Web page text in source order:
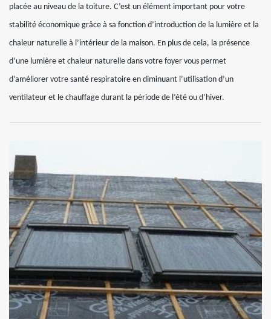
placée au niveau de la toiture. C’est un élément important pour votre
stabilité économique grâce à sa fonction d’introduction de la lumière et la
chaleur naturelle à l’intérieur de la maison. En plus de cela, la présence
d’une lumière et chaleur naturelle dans votre foyer vous permet
d’améliorer votre santé respiratoire en diminuant l’utilisation d’un
ventilateur et le chauffage durant la période de l’été ou d’hiver.